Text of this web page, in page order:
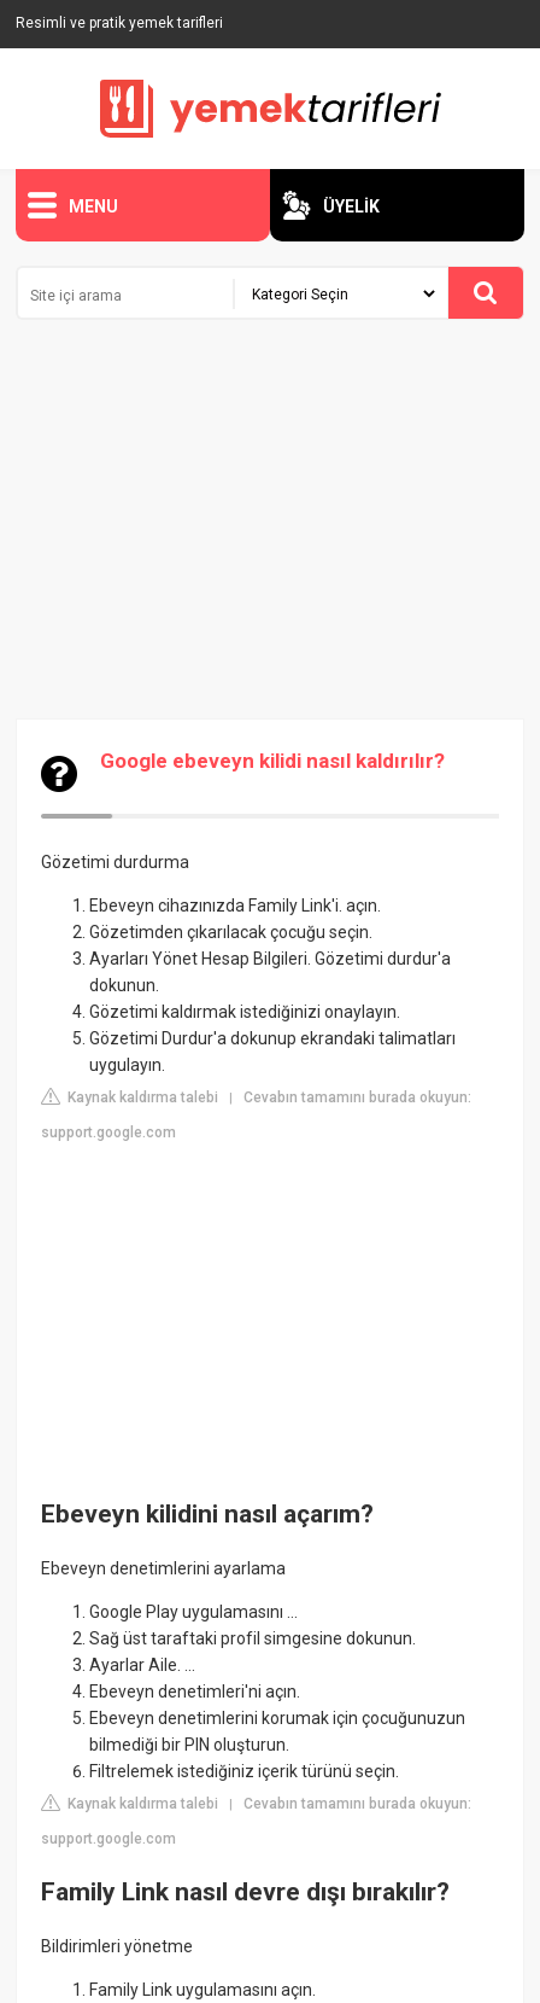
Resimli ve pratik yemek tarifleri
MENU ÜYELİK
Google ebeveyn kilidi nasıl kaldırılır?
Gözetimi durdurma
Ebeveyn cihazınızda Family Link'i. açın.
Gözetimden çıkarılacak çocuğu seçin.
Ayarları Yönet Hesap Bilgileri. Gözetimi durdur'a
dokunun.
Gözetimi kaldırmak istediğinizi onaylayın.
Gözetimi Durdur'a dokunup ekrandaki talimatları
uygulayın.
Kaynak kaldırma talebi |Cevabın tamamını burada okuyun:
support.google.com
Ebeveyn kilidini nasıl açarım?
Ebeveyn denetimlerini ayarlama
Google Play uygulamasını ...
Sağ üst taraftaki profil simgesine dokunun.
Ayarlar Aile. ...
Ebeveyn denetimleri'ni açın.
Ebeveyn denetimlerini korumak için çocuğunuzun
bilmediği bir PIN oluşturun.
Filtrelemek istediğiniz içerik türünü seçin.
Kaynak kaldırma talebi |Cevabın tamamını burada okuyun:
support.google.com
Family Link nasıl devre dışı bırakılır?
Bildirimleri yönetme
Family Link uygulamasını açın.